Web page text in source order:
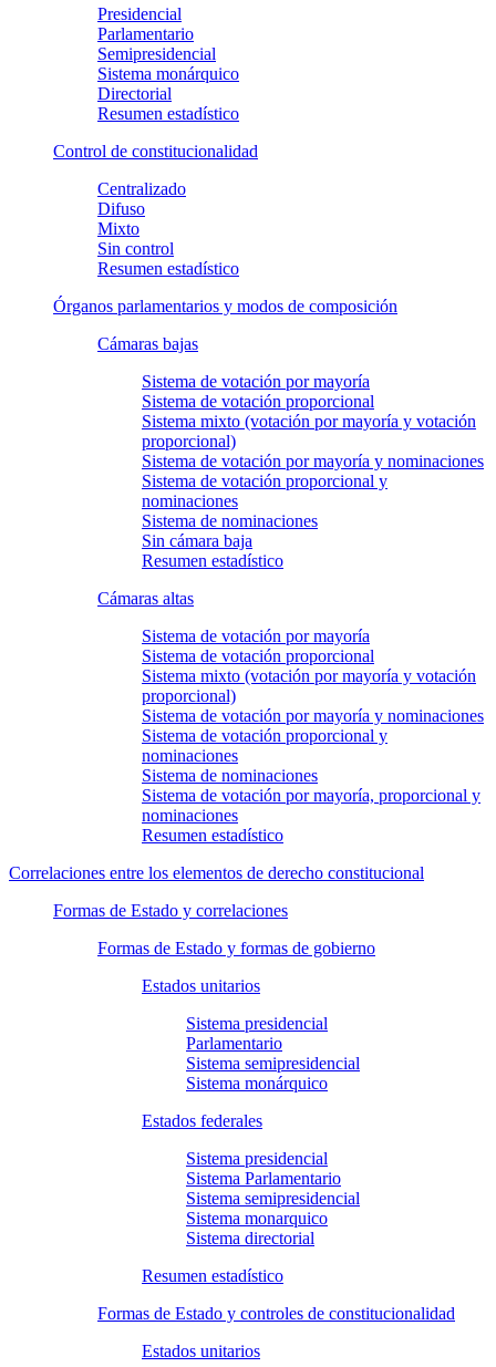
Presidencial
Parlamentario
Semipresidencial
Sistema monárquico
Directorial
Resumen estadístico
Control de constitucionalidad
Centralizado
Difuso
Mixto
Sin control
Resumen estadístico
Órganos parlamentarios y modos de composición
Cámaras bajas
Sistema de votación por mayoría
Sistema de votación proporcional
Sistema mixto (votación por mayoría y votación
proporcional)
Sistema de votación por mayoría y nominaciones
Sistema de votación proporcional y
nominaciones
Sistema de nominaciones
Sin cámara baja
Resumen estadístico
Cámaras altas
Sistema de votación por mayoría
Sistema de votación proporcional
Sistema mixto (votación por mayoría y votación
proporcional)
Sistema de votación por mayoría y nominaciones
Sistema de votación proporcional y
nominaciones
Sistema de nominaciones
Sistema de votación por mayoría, proporcional y
nominaciones
Resumen estadístico
Correlaciones entre los elementos de derecho constitucional
Formas de Estado y correlaciones
Formas de Estado y formas de gobierno
Estados unitarios
Sistema presidencial
Parlamentario
Sistema semipresidencial
Sistema monárquico
Estados federales
Sistema presidencial
Sistema Parlamentario
Sistema semipresidencial
Sistema monarquico
Sistema directorial
Resumen estadístico
Formas de Estado y controles de constitucionalidad
Estados unitarios